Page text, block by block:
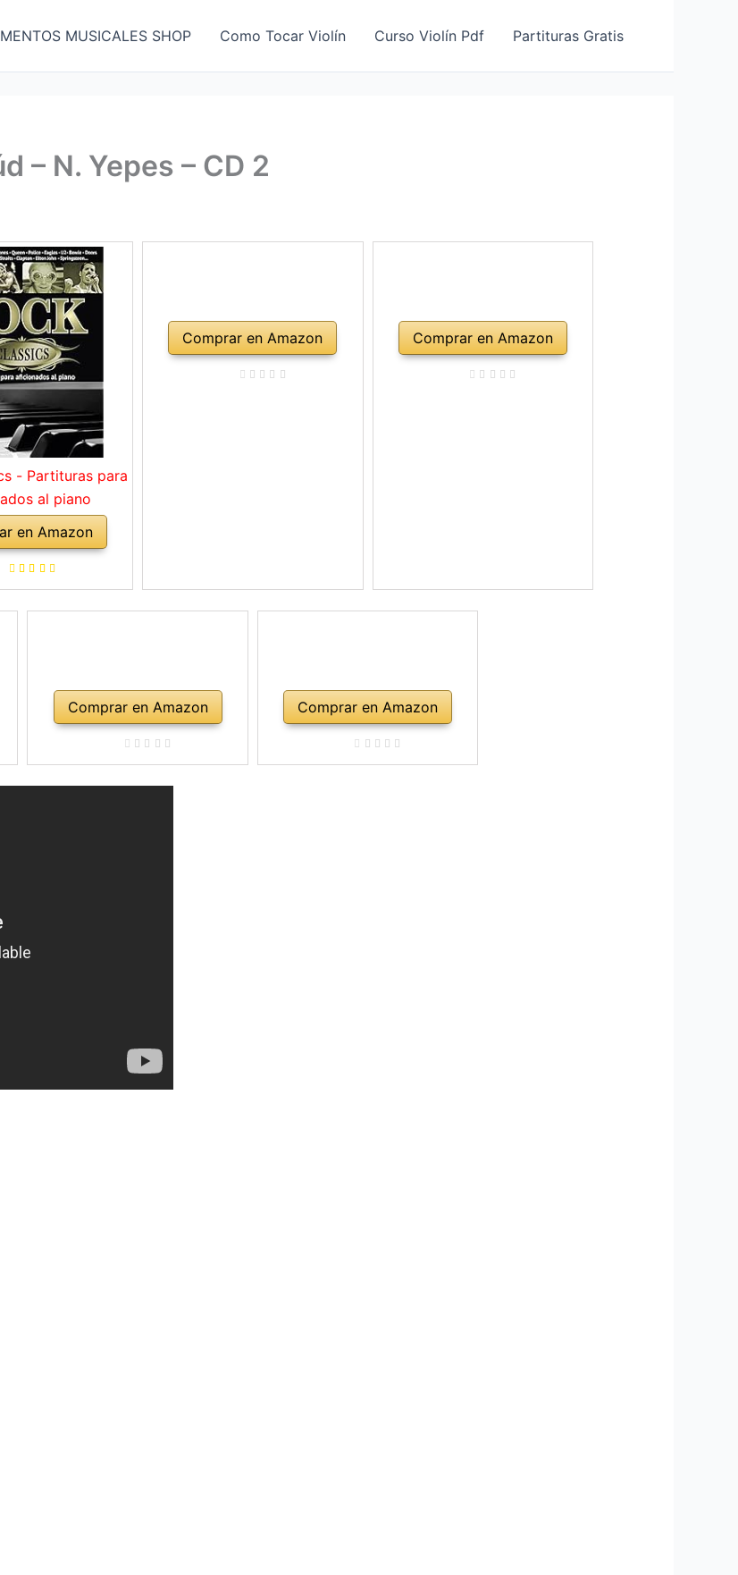
MUSICALES SHOP Como Tocar Violín Curso Violín Pdf Partituras Gratis
– N. Yepes – CD 2
- Partituras para
al piano
en Amazon
Comprar en Amazon Comprar en Amazon
Comprar en Amazon Comprar en Amazon